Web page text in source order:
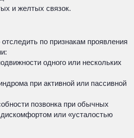
и желтых связок.
по признакам проявления
одного или нескольких
при активной или пассивной
позвонка при обычных
или «усталостью